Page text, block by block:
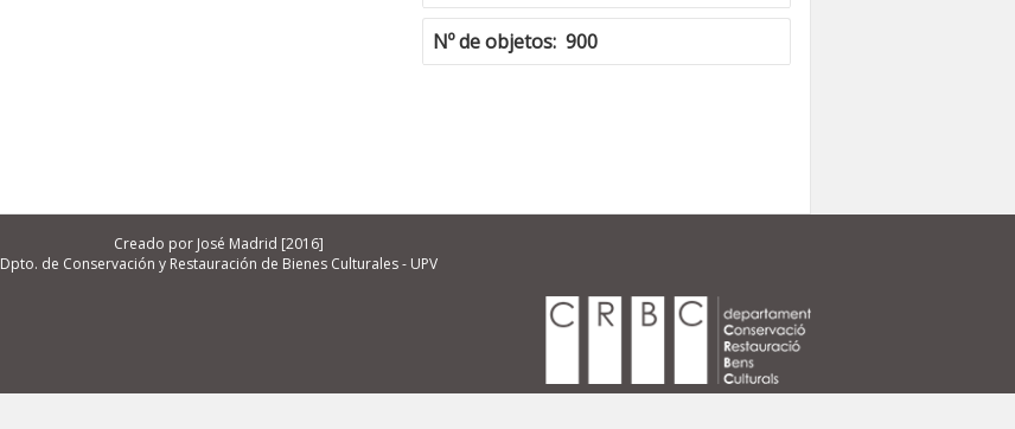
Nº de objetos: 900
Creado por José Madrid [2016]
Dpto. de Conservación y Restauración de Bienes Culturales - UPV